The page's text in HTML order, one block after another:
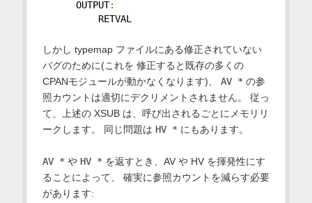
OUTPUT:
RETVAL
しかし typemap ファイルにある修正されていない
バグのために(これを 修正すると既存の多くの
CPANモジュールが動かなくなります)、 AV * の参
照カウントは適切にデクリメントされません。 従っ
て、上述の XSUB は、呼び出されるごとにメモリリ
ークします。 同じ問題は HV * にもあります。
AV * や HV * を返すとき、AV や HV を揮発性にす
ることによって、 確実に参照カウントを減らす必要
があります: